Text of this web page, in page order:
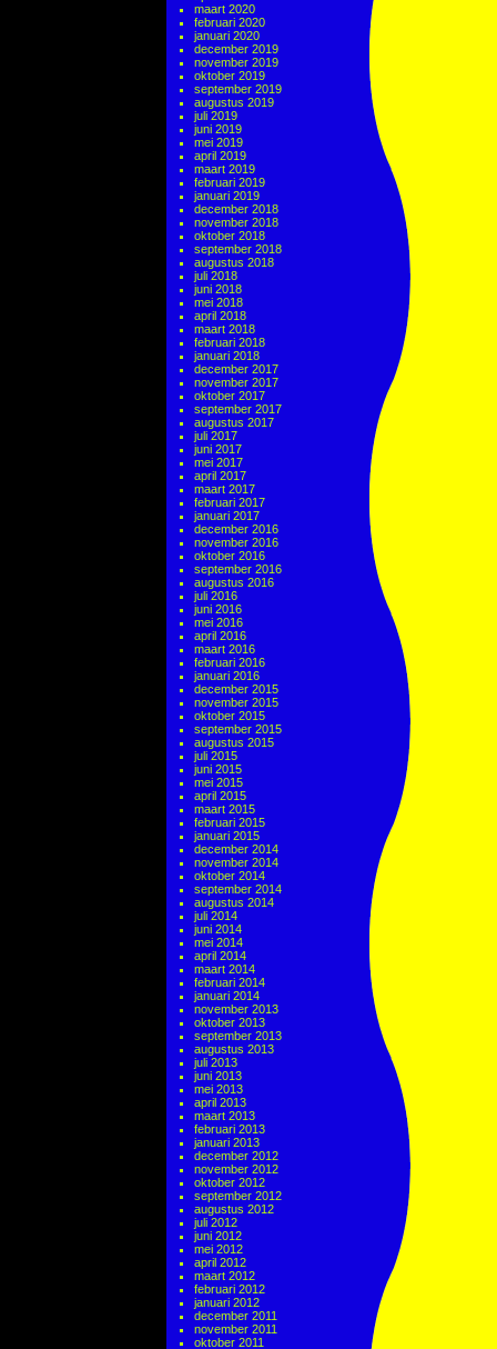
maart 2020
februari 2020
januari 2020
december 2019
november 2019
oktober 2019
september 2019
augustus 2019
juli 2019
juni 2019
mei 2019
april 2019
maart 2019
februari 2019
januari 2019
december 2018
november 2018
oktober 2018
september 2018
augustus 2018
juli 2018
juni 2018
mei 2018
april 2018
maart 2018
februari 2018
januari 2018
december 2017
november 2017
oktober 2017
september 2017
augustus 2017
juli 2017
juni 2017
mei 2017
april 2017
maart 2017
februari 2017
januari 2017
december 2016
november 2016
oktober 2016
september 2016
augustus 2016
juli 2016
juni 2016
mei 2016
april 2016
maart 2016
februari 2016
januari 2016
december 2015
november 2015
oktober 2015
september 2015
augustus 2015
juli 2015
juni 2015
mei 2015
april 2015
maart 2015
februari 2015
januari 2015
december 2014
november 2014
oktober 2014
september 2014
augustus 2014
juli 2014
juni 2014
mei 2014
april 2014
maart 2014
februari 2014
januari 2014
november 2013
oktober 2013
september 2013
augustus 2013
juli 2013
juni 2013
mei 2013
april 2013
maart 2013
februari 2013
januari 2013
december 2012
november 2012
oktober 2012
september 2012
augustus 2012
juli 2012
juni 2012
mei 2012
april 2012
maart 2012
februari 2012
januari 2012
december 2011
november 2011
oktober 2011